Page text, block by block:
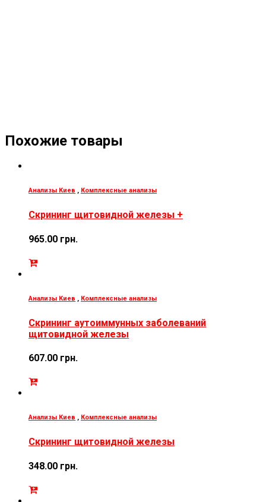
Похожие товары
Анализы Киев , Комплексные анализы
Скрининг щитовидной железы +
965.00 грн.
Анализы Киев , Комплексные анализы
Скрининг аутоиммунных заболеваний
щитовидной железы
607.00 грн.
Анализы Киев , Комплексные анализы
Скрининг щитовидной железы
348.00 грн.